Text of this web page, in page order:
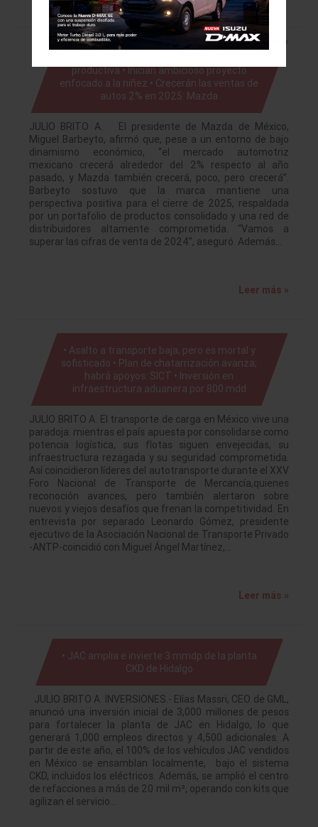
productiva • Inician ambicioso proyecto
enfocado a la niñez • Crecerán las ventas de
autos 2% en 2025: Mazda
JULIO BRITO A. El presidente de Mazda de México,
Miguel Barbeyto, afirmó que, pese a un entorno de bajo
dinamismo económico, “el mercado automotriz
mexicano crecerá alrededor del 2% respecto al año
pasado, y Mazda también crecerá, poco, pero crecerá”.
Barbeyto sostuvo que la marca mantiene una
perspectiva positiva para el cierre de 2025, respaldada
por un portafolio de productos consolidado y una red de
distribuidores altamente comprometida. “Vamos a
superar las cifras de venta de 2024”, aseguró. Además…
Leer más »
• Asalto a transporte baja, pero es mortal y
sofisticado • Plan de chatarrización avanza;
habrá apoyos: SICT • Inversión en
infraestructura aduanera por 800 mdd
JULIO BRITO A. El transporte de carga en México vive una
paradoja: mientras el país apuesta por consolidarse como
potencia logística, sus flotas siguen envejecidas, su
infraestructura rezagada y su seguridad comprometida.
Así coincidieron líderes del autotransporte durante el XXV
Foro Nacional de Transporte de Mercancía,quienes
reconoción avances, pero también alertaron sobre
nuevos y viejos desafíos que frenan la competitividad. En
entrevista por separado Leonardo Gómez, presidente
ejecutivo de la Asociación Nacional de Transporte Privado
-ANTP-coincidió con Miguel Ángel Martínez,…
Leer más »
• JAC amplia e invierte 3 mmdp de la planta
CKD de Hidalgo
JULIO BRITO A. INVERSIONES.- Elías Massri, CEO de GML,
anunció una inversión inicial de 3,000 millones de pesos
para fortalecer la planta de JAC en Hidalgo, lo que
generará 1,000 empleos directos y 4,500 adicionales. A
partir de este año, el 100% de los vehículos JAC vendidos
en México se ensamblan localmente, bajo el sistema
CKD, incluidos los eléctricos. Además, se amplió el centro
de refacciones a más de 20 mil m², operando con kits que
agilizan el servicio…